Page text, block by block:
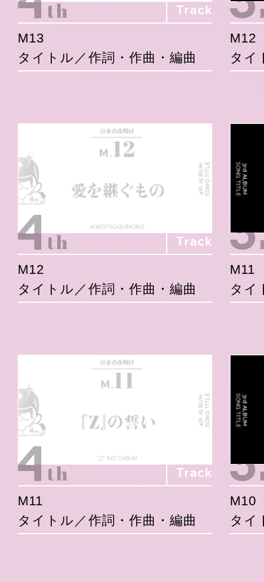
Track
M13
タイトル／作詞・作曲・編曲
M12
タイ
Track
M12
タイトル／作詞・作曲・編曲
M11
タイ
Track
M11
タイトル／作詞・作曲・編曲
M10
タイ